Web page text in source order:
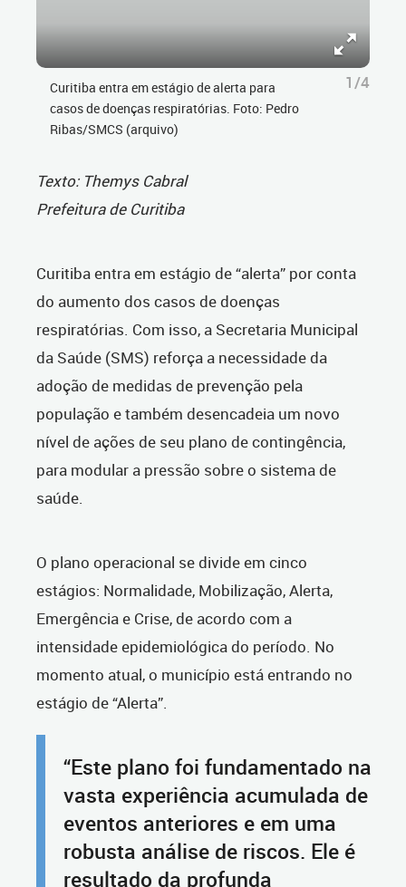
Curitiba entra em estágio de alerta para
casos de doenças respiratórias. Foto: Pedro
Ribas/SMCS (arquivo)
1/4
Texto: Themys Cabral
Prefeitura de Curitiba
Curitiba entra em estágio de “alerta” por conta
do aumento dos casos de doenças
respiratórias. Com isso, a Secretaria Municipal
da Saúde (SMS) reforça a necessidade da
adoção de medidas de prevenção pela
população e também desencadeia um novo
nível de ações de seu plano de contingência,
para modular a pressão sobre o sistema de
saúde.
O plano operacional se divide em cinco
estágios: Normalidade, Mobilização, Alerta,
Emergência e Crise, de acordo com a
intensidade epidemiológica do período. No
momento atual, o município está entrando no
estágio de “Alerta”.
“Este plano foi fundamentado na
vasta experiência acumulada de
eventos anteriores e em uma
robusta análise de riscos. Ele é
resultado da profunda